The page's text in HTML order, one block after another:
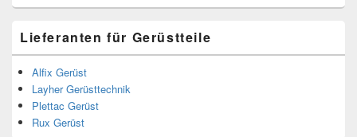
Lieferanten für Gerüstteile
Alfix Gerüst
Layher Gerüsttechnik
Plettac Gerüst
Rux Gerüst